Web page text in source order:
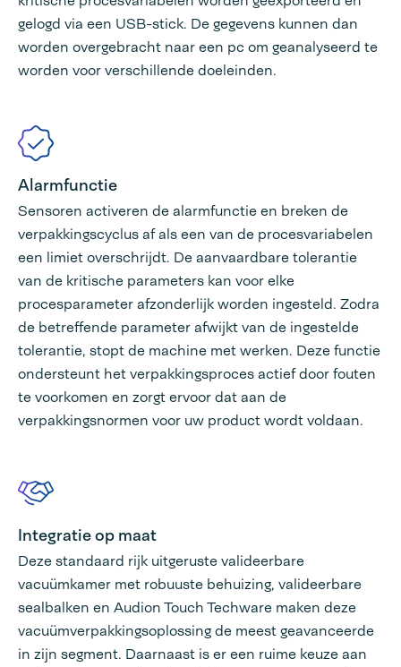
gelogd via een USB-stick. De gegevens kunnen dan
worden overgebracht naar een pc om geanalyseerd te
worden voor verschillende doeleinden.
Alarmfunctie
Sensoren activeren de alarmfunctie en breken de
verpakkingscyclus af als een van de procesvariabelen
een limiet overschrijdt. De aanvaardbare tolerantie
van de kritische parameters kan voor elke
procesparameter afzonderlijk worden ingesteld. Zodra
de betreffende parameter afwijkt van de ingestelde
tolerantie, stopt de machine met werken. Deze functie
ondersteunt het verpakkingsproces actief door fouten
te voorkomen en zorgt ervoor dat aan de
verpakkingsnormen voor uw product wordt voldaan.
Integratie op maat
Deze standaard rijk uitgeruste valideerbare
vacuümkamer met robuuste behuizing, valideerbare
sealbalken en Audion Touch Techware maken deze
vacuümverpakkingsoplossing de meest geavanceerde
in zijn segment. Daarnaast is er een ruime keuze aan